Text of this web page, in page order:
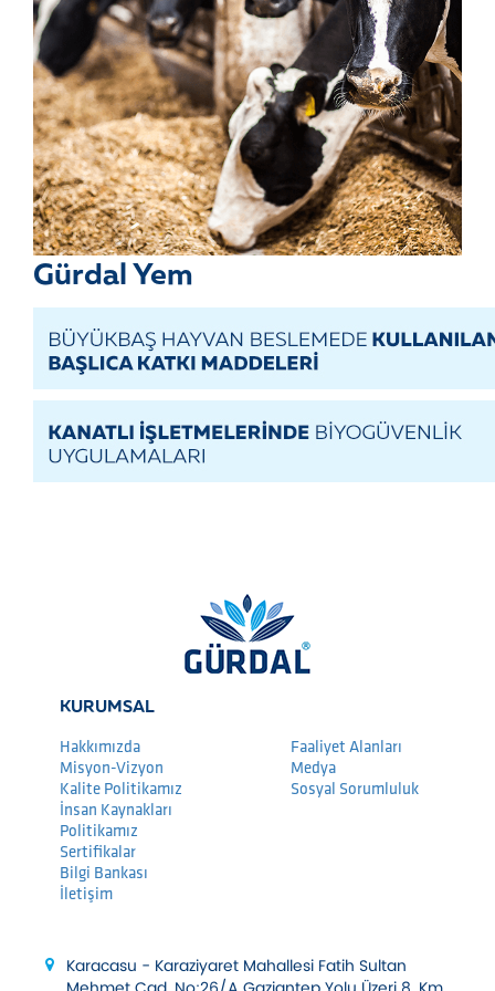
Gürdal Yem
KURUMSAL
Hakkımızda
Misyon-Vizyon
Kalite Politikamız
İnsan Kaynakları
Politikamız
Sertifikalar
Bilgi Bankası
İletişim
Faaliyet Alanları
Medya
Sosyal Sorumluluk
Karacasu - Karaziyaret Mahallesi Fatih Sultan